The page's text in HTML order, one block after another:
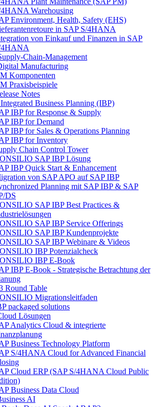
4HANA Warehousing
Environment, Health, Safety (EHS)
in SAP S/4HANA
von Einkauf und Finanzen in SAP
4HANA
Chain-Management
Manufacturing
Komponenten
Praxisbeispiele
Notes
Business Planning (IBP)
IBP for Response & Supply
IBP for Demand
IBP for Sales & Operations Planning
IBP for Inventory
Chain Control Tower
SAP IBP Lösung
IBP Quick Start & Enhancement
von SAP APO auf SAP IBP
Planning mit SAP IBP & SAP
DS
SAP IBP Best Practices &
SAP IBP Service Offerings
SAP IBP Kundenprojekte
SAP IBP Webinare & Videos
IBP Potenzialcheck
IBP E-Book
IBP E-Book - Strategische Betrachtung der
Round Table
Migrationsleitfaden
packaged solutions
Lösungen
Analytics Cloud & integrierte
Business Technology Platform
S/4HANA Cloud for Advanced Financial
Cloud ERP (SAP S/4HANA Cloud Public
Business Data Cloud
AI